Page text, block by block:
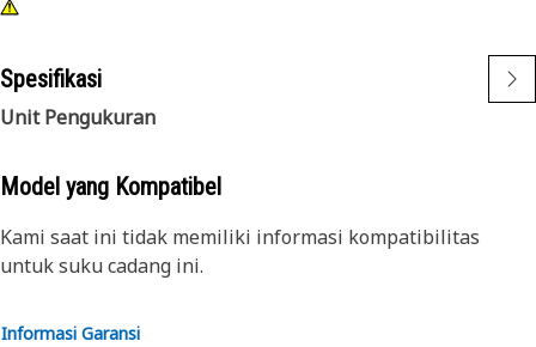
• Soket impact 6 titik, 3/8 inci
• Panjang dalam
• Penggerak persegi 3/8 inci
Spesifikasi
Unit Pengukuran
Model yang Kompatibel
Kami saat ini tidak memiliki informasi kompatibilitas
untuk suku cadang ini.
Informasi Garansi